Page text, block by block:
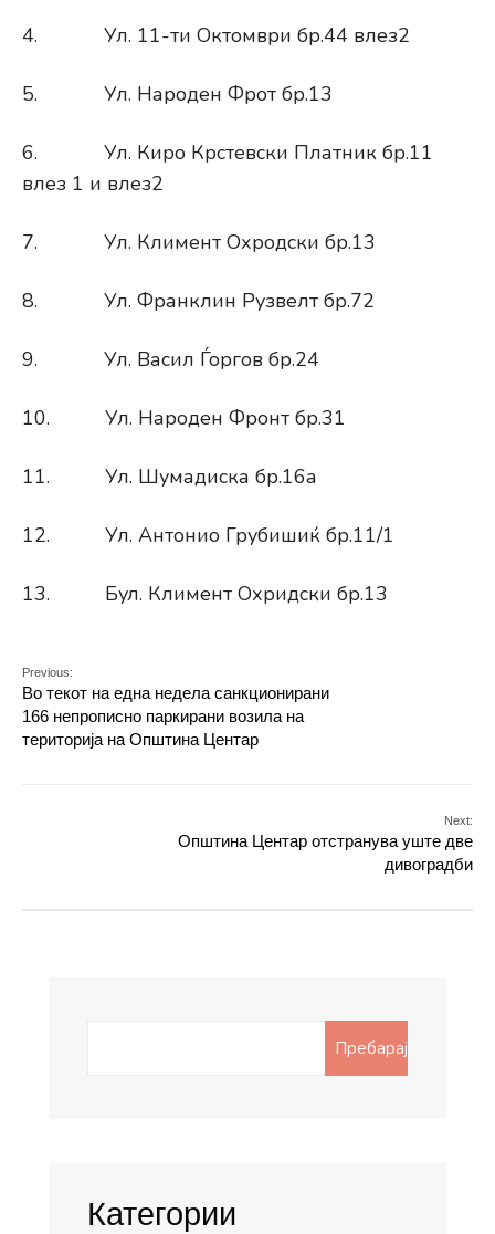
4. Ул. 11-ти Октомври бр.44 влез2
5. Ул. Народен Фрот бр.13
6. Ул. Киро Крстевски Платник бр.11
влез 1 и влез2
7. Ул. Климент Охродски бр.13
8. Ул. Франклин Рузвелт бр.72
9. Ул. Васил Ѓоргов бр.24
10. Ул. Народен Фронт бр.31
11. Ул. Шумадиска бр.16а
12. Ул. Антонио Грубишиќ бр.11/1
13. Бул. Климент Охридски бр.13
Previous:
Во текот на една недела санкционирани
166 непрописно паркирани возила на
територија на Општина Центар
Next:
Општина Центар отстранува уште две
дивоградби
Пребарај
Категории